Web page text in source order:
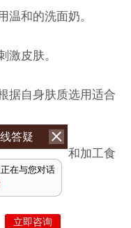
和的洗面奶。
皮肤。
自身肤质选用适合
、高脂肪和加工食
清洁。
答疑
在与您对话
立即咨询